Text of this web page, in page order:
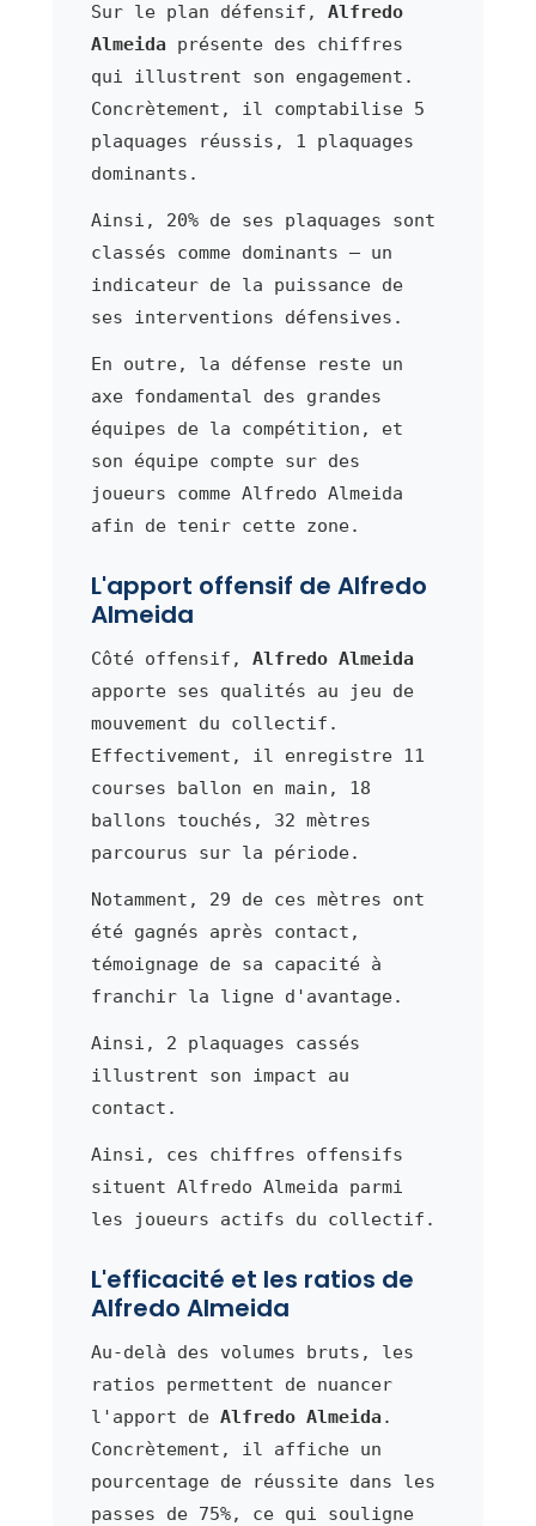
Sur le plan défensif, Alfredo
Almeida présente des chiffres
qui illustrent son engagement.
Concrètement, il comptabilise 5
plaquages réussis, 1 plaquages
dominants.
Ainsi, 20% de ses plaquages sont
classés comme dominants — un
indicateur de la puissance de
ses interventions défensives.
En outre, la défense reste un
axe fondamental des grandes
équipes de la compétition, et
son équipe compte sur des
joueurs comme Alfredo Almeida
afin de tenir cette zone.
L'apport offensif de Alfredo
Almeida
Côté offensif, Alfredo Almeida
apporte ses qualités au jeu de
mouvement du collectif.
Effectivement, il enregistre 11
courses ballon en main, 18
ballons touchés, 32 mètres
parcourus sur la période.
Notamment, 29 de ces mètres ont
été gagnés après contact,
témoignage de sa capacité à
franchir la ligne d'avantage.
Ainsi, 2 plaquages cassés
illustrent son impact au
contact.
Ainsi, ces chiffres offensifs
situent Alfredo Almeida parmi
les joueurs actifs du collectif.
L'efficacité et les ratios de
Alfredo Almeida
Au-delà des volumes bruts, les
ratios permettent de nuancer
l'apport de Alfredo Almeida .
Concrètement, il affiche un
pourcentage de réussite dans les
passes de 75%, ce qui souligne